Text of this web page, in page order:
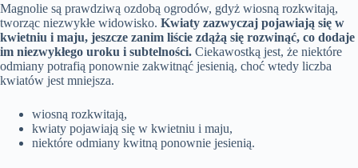
Magnolie są prawdziwą ozdobą ogrodów, gdyż wiosną rozkwitają,
tworząc niezwykłe widowisko. Kwiaty zazwyczaj pojawiają się w
kwietniu i maju, jeszcze zanim liście zdążą się rozwinąć, co dodaje
im niezwykłego uroku i subtelności. Ciekawostką jest, że niektóre
odmiany potrafią ponownie zakwitnąć jesienią, choć wtedy liczba
kwiatów jest mniejsza.
wiosną rozkwitają,
kwiaty pojawiają się w kwietniu i maju,
niektóre odmiany kwitną ponownie jesienią.